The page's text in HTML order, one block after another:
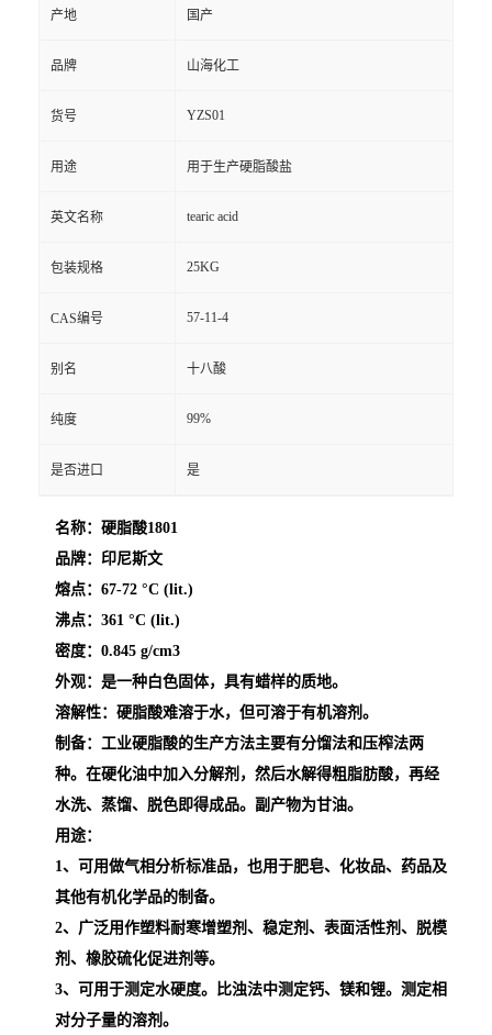
产地 国产
品牌 山海化工
货号 YZS01
用途 用于生产硬脂酸盐
英文名称 tearic acid
包装规格 25KG
CAS编号 57-11-4
别名 十八酸
纯度 99%
是否进口 是
名称：硬脂酸1801
品牌：印尼斯文
熔点： 67-72 °C (lit.)
沸点：361 °C (lit.)
密度：0.845 g/cm3
外观：是一种白色固体，具有蜡样的质地。
溶解性：硬脂酸难溶于水，但可溶于有机溶剂。
制备： 工业硬脂酸的生产方法主要有分馏法和压榨法两
种。在硬化油中加入分解剂，然后水解得粗脂肪酸，再经
水洗、蒸馏、脱色即得成品。副产物为甘油。
用途：
1、可用做气相分析标准品，也用于肥皂、化妆品、药品及
其他有机化学品的制备。
2、 广泛用作塑料耐寒增塑剂、稳定剂、表面活性剂、脱模
剂、橡胶硫化促进剂等。
3、可用于测定水硬度。比浊法中测定钙、镁和锂。测定相
对分子量的溶剂。